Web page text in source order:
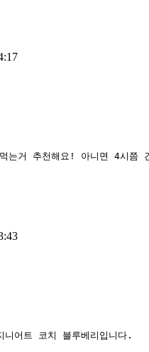
는거 추천해요! 아니면 4시쯤
니어트 코치 블루베리입니다.